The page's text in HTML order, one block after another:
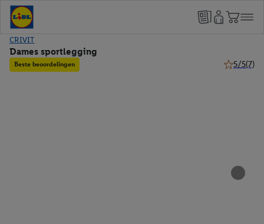
CRIVIT
Dames sportlegging
Beste beoordelingen 5/5(7)